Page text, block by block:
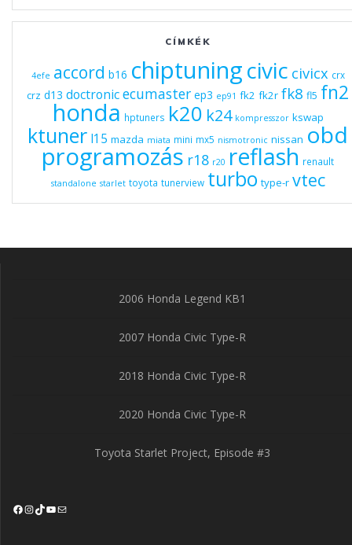
CÍMKÉK
4efe accord b16 chiptuningcivic civicx crx
crz d13 doctronicecumaster ep3 ep91 fk2 fk2r fk8 fl5 fn2
honda hptuners k20 k24 kompresszor kswap
ktuner l15 mazda miata mini mx5 nismotronic nissan obd
programozás r18 r20 reflash renault
standalone starlet toyota tunerview turbo type-r vtec
2006 Honda Legend KB1
2007 Honda Civic Type-R
2018 Honda Civic Type-R
2020 Honda Civic Type-R
Toyota Starlet Project, Episode #3
Facebook
Instagram
TikTok
YouTube
Mail